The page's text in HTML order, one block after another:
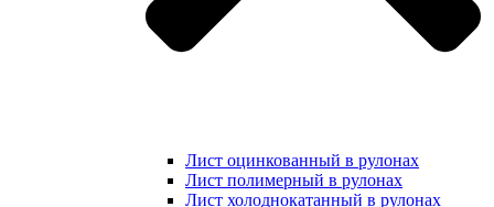
Лист оцинкованный в рулонах
Лист полимерный в рулонах
Лист холоднокатанный в рулонах